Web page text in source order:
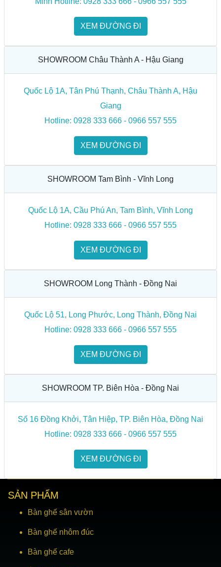
XEM ĐƯỜNG ĐI
SHOWROOM Châu Thành A - Hậu Giang
Quốc Lộ 1A, Tân Phú Thạnh, Châu Thành A, Hậu
Giang
Hotline: 0928 333 666 - 0966 557 555
XEM ĐƯỜNG ĐI
SHOWROOM Tam Bình - Vĩnh Long
Quốc Lộ 1A, Cầu Phú An, Tam Bình, Vĩnh Long
Hotline: 0928 333 666 - 0966 557 555
XEM ĐƯỜNG ĐI
SHOWROOM Long Thành - Đồng Nai
Quốc Lộ 51, Long Phước, Long Thành, Đồng Nai
Hotline: 0928 333 666 - 0966 557 555
XEM ĐƯỜNG ĐI
SHOWROOM TP. Biên Hòa - Đồng Nai
Số 16 Đồng Khởi, Tân Hiệp, TP. Biên Hòa, Đồng Nai
Hotline: 0928 333 666 - 0966 557 555
XEM ĐƯỜNG ĐI
SẢN PHẨM
Bàn ghế sân vườn
Bàn ghế nhôm đúc
Bàn ghế cafe